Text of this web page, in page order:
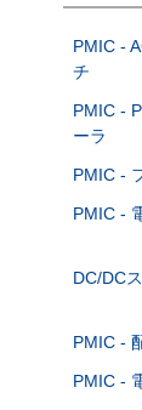
PMIC -
チ
PMIC -
ーラ
PMIC -
PMIC -
DC/DC
PMIC -
PMIC -